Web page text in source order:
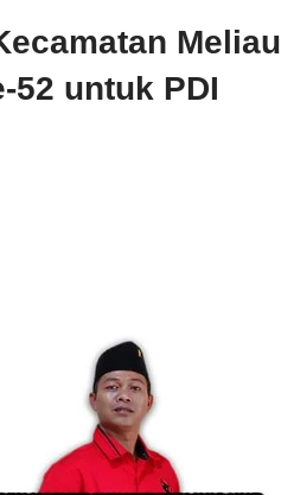
Meliau
52 untuk PDI